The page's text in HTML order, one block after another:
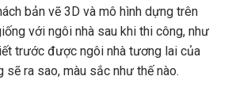
bản vẽ 3D và mô hình dựng trên
với ngôi nhà sau khi thi công, như
trước được ngôi nhà tương lai của
sẽ ra sao, màu sắc như thế nào.